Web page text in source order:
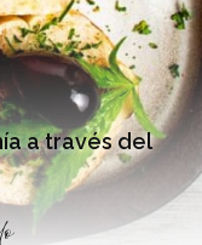
a través del